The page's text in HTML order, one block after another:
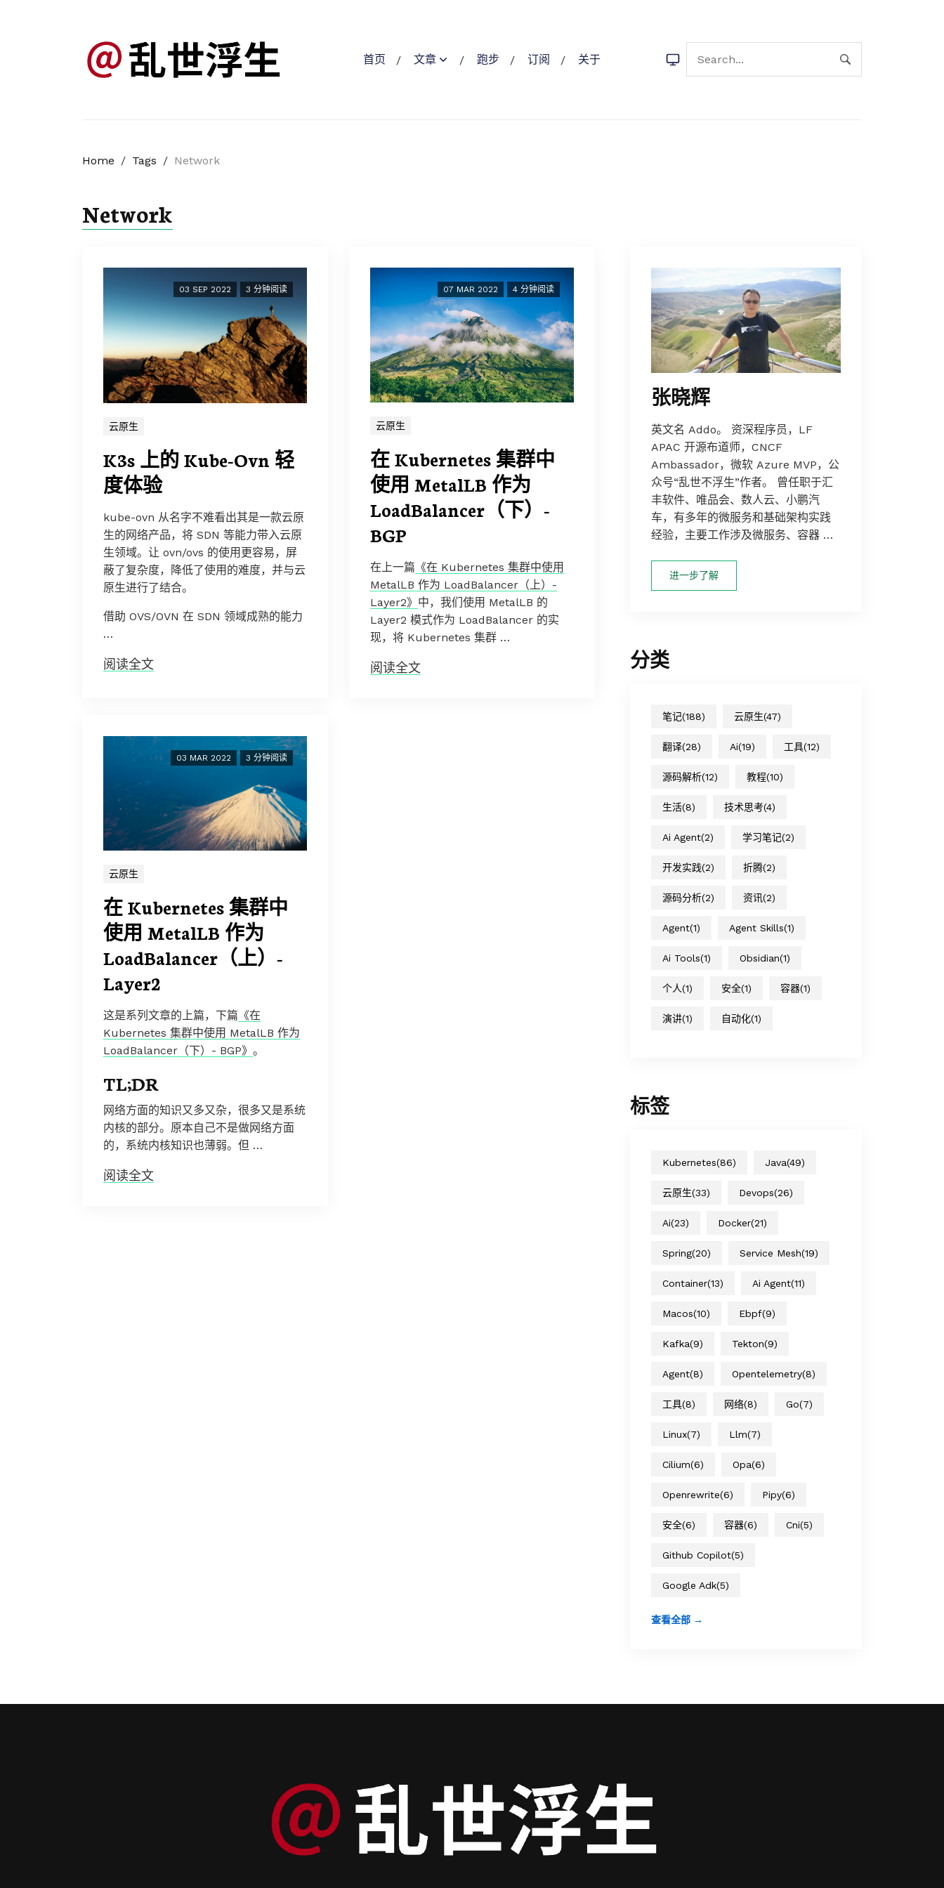
首页 文章 跑步 订阅 关于
Home / Tags / Network
Network
03 SEP 2022 3 分钟阅读
云原生
K3s 上的 Kube-Ovn 轻
度体验
kube-ovn 从名字不难看出其是一款云原
生的网络产品，将 SDN 等能力带入云原
生领域。让 ovn/ovs 的使用更容易，屏
蔽了复杂度，降低了使用的难度，并与云
原生进行了结合。
借助 OVS/OVN 在 SDN 领域成熟的能力
…
阅读全文
07 MAR 2022 4 分钟阅读
云原生
在 Kubernetes 集群中
使用 MetalLB 作为
LoadBalancer（下）-
BGP
在上一篇 《在 Kubernetes 集群中使用
MetalLB 作为 LoadBalancer（上）-
Layer2》 中，我们使用 MetalLB 的
Layer2 模式作为 LoadBalancer 的实
现，将 Kubernetes 集群 …
阅读全文
03 MAR 2022 3 分钟阅读
云原生
在 Kubernetes 集群中
使用 MetalLB 作为
LoadBalancer（上）-
Layer2
这是系列文章的上篇，下篇 《在
Kubernetes 集群中使用 MetalLB 作为
LoadBalancer（下）- BGP》 。
TL;DR
网络方面的知识又多又杂，很多又是系统
内核的部分。原本自己不是做网络方面
的，系统内核知识也薄弱。但 …
阅读全文
张晓辉
英文名 Addo。 资深程序员，LF
APAC 开源布道师，CNCF
Ambassador，微软 Azure MVP，公
众号“乱世不浮生”作者。 曾任职于汇
丰软件、唯品会、数人云、小鹏汽
车，有多年的微服务和基础架构实践
经验，主要工作涉及微服务、容器 …
进一步了解
分类
笔记(188) 云原生(47)
翻译(28) Ai(19) 工具(12)
源码解析(12) 教程(10)
生活(8) 技术思考(4)
Ai Agent(2) 学习笔记(2)
开发实践(2) 折腾(2)
源码分析(2) 资讯(2)
Agent(1) Agent Skills(1)
Ai Tools(1) Obsidian(1)
个人(1) 安全(1) 容器(1)
演讲(1) 自动化(1)
标签
Kubernetes(86) Java(49)
云原生(33) Devops(26)
Ai(23) Docker(21)
Spring(20) Service Mesh(19)
Container(13) Ai Agent(11)
Macos(10) Ebpf(9)
Kafka(9) Tekton(9)
Agent(8) Opentelemetry(8)
工具(8) 网络(8) Go(7)
Linux(7) Llm(7)
Cilium(6) Opa(6)
Openrewrite(6) Pipy(6)
安全(6) 容器(6) Cni(5)
Github Copilot(5)
Google Adk(5)
查看全部 →